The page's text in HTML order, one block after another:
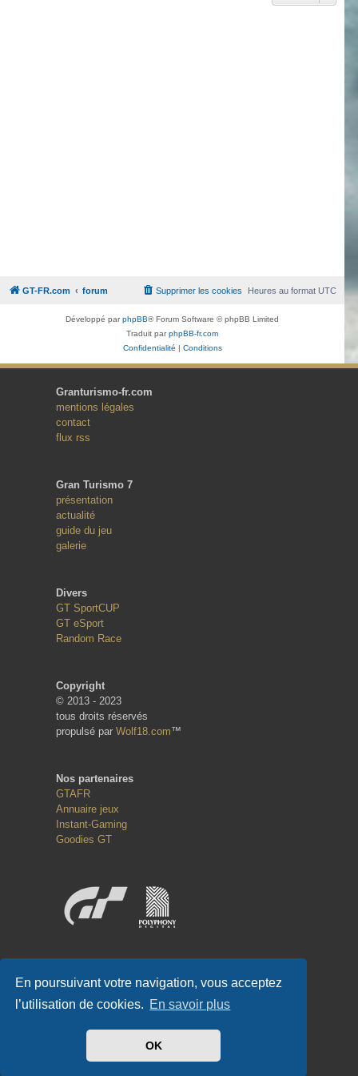
En poursuivant votre navigation, vous acceptez
l’utilisation de cookies. En savoir plus
OK
GT-FR.com forum Heures au formatUTC
Supprimer les cookies
Développé parphpBB® Forum Software © phpBB Limited
Traduit parphpBB-fr.com
Confidentialité | Conditions
Granturismo-fr.com
mentions légales
contact
flux rss
Gran Turismo 7
présentation
actualité
guide du jeu
galerie
Divers
GT SportCUP
GT eSport
Random Race
Copyright
© 2013 - 2023
tous droits réservés
propulsé par Wolf18.com™
Nos partenaires
GTAFR
Annuaire jeux
Instant-Gaming
Goodies GT
#GTFR